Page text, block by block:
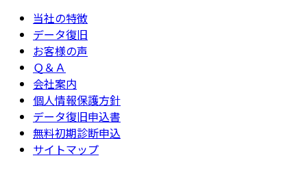
当社の特徴
データ復旧
お客様の声
Ｑ＆Ａ
会社案内
個人情報保護方針
データ復旧申込書
無料初期診断申込
サイトマップ